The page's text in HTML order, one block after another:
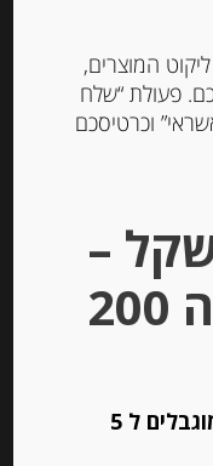
קרקר איטלקי 120 גרם CASAהמוצרים,
פעולת “שלח
וכרטיסכם
–
מינימום הזמנה 200
** מוצרי De cecco ו Mutti מוגבלים ל 5